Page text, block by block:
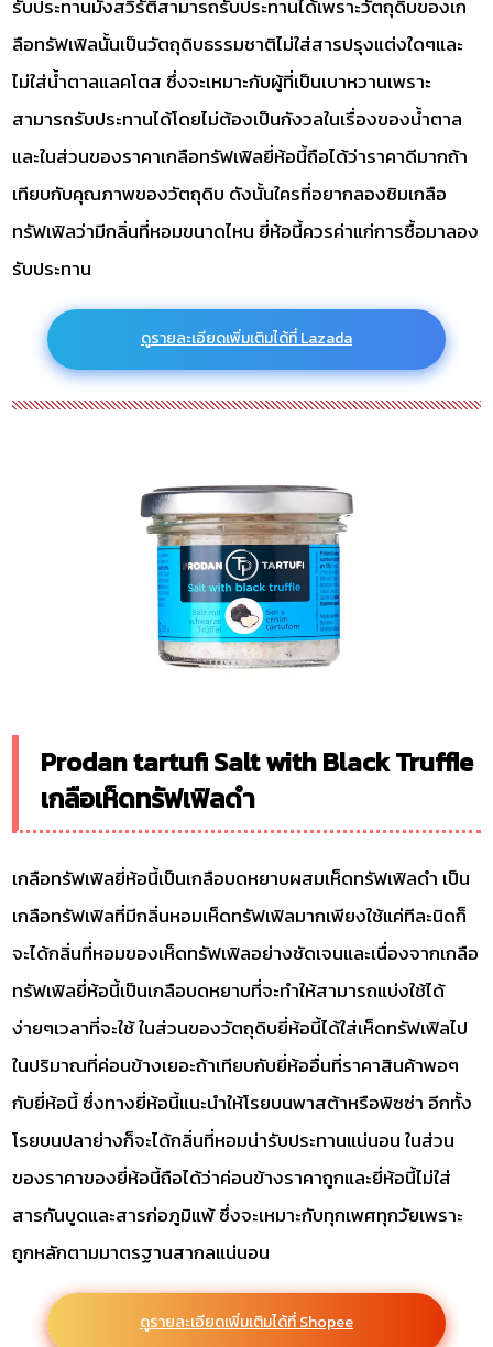
รับประทานมังสวิรัติสามารถรับประทานได้เพราะวัตถุดิบของเก
ลือทรัฟเฟิลนั้นเป็นวัตถุดิบธรรมชาติไม่ใส่สารปรุงแต่งใดๆและ
ไม่ใส่น้ำตาลแลคโตส ซึ่งจะเหมาะกับผู้ที่เป็นเบาหวานเพราะ
สามารถรับประทานได้โดยไม่ต้องเป็นกังวลในเรื่องของน้ำตาล
และในส่วนของราคาเกลือทรัฟเฟิลยี่ห้อนี้ถือได้ว่าราคาดีมากถ้า
เทียบกับคุณภาพของวัตถุดิบ ดังนั้นใครที่อยากลองชิมเกลือ
ทรัฟเฟิลว่ามีกลิ่นที่หอมขนาดไหน ยี่ห้อนี้ควรค่าแก่การซื้อมาลอง
รับประทาน
ดูรายละเอียดเพิ่มเติมได้ที่ Lazada
Prodan tartufi Salt​ with​ Black​ Truffle
เกลือเห็ดทรัฟเฟิลดำ
เกลือทรัฟเฟิลยี่ห้อนี้เป็นเกลือบดหยาบผสมเห็ดทรัฟเฟิลดำ เป็น
เกลือทรัฟเฟิลที่มีกลิ่นหอมเห็ดทรัฟเฟิลมากเพียงใช้แค่ทีละนิดก็
จะได้กลิ่นที่หอมของเห็ดทรัฟเฟิลอย่างชัดเจนและเนื่องจากเกลือ
ทรัฟเฟิลยี่ห้อนี้เป็นเกลือบดหยาบที่จะทำให้สามารถแบ่งใช้ได้
ง่ายๆเวลาที่จะใช้ ในส่วนของวัตถุดิบยี่ห้อนี้ได้ใส่เห็ดทรัฟเฟิลไป
ในปริมาณที่ค่อนข้างเยอะถ้าเทียบกับยี่ห้ออื่นที่ราคาสินค้าพอๆ
กับยี่ห้อนี้ ซึ่งทางยี่ห้อนี้แนะนำให้โรยบนพาสต้าหรือพิซซ่า อีกทั้ง
โรยบนปลาย่างก็จะได้กลิ่นที่หอมน่ารับประทานแน่นอน ในส่วน
ของราคาของยี่ห้อนี้ถือได้ว่าค่อนข้างราคาถูกและยี่ห้อนี้ไม่ใส่
สารกันบูดและสารก่อภูมิแพ้ ซึ่งจะเหมาะกับทุกเพศทุกวัยเพราะ
ถูกหลักตามมาตรฐานสากลแน่นอน
ดูรายละเอียดเพิ่มเติมได้ที่ Shopee